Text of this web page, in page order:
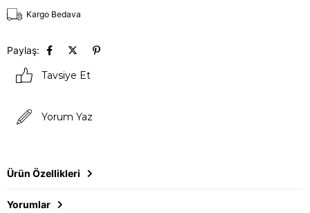
Kargo Bedava
Paylaş:
Tavsiye Et
Yorum Yaz
Ürün Özellikleri
Yorumlar